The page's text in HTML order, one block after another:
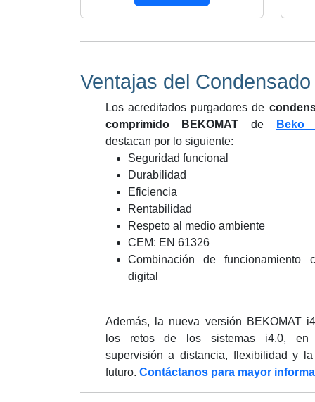
Ventajas del
Los acreditados purgadores de
comprimido BEKOMAT de
Beko
destacan por lo siguiente:
Seguridad funcional
Durabilidad
Eficiencia
Rentabilidad
Respeto al medio ambiente
CEM: EN 61326
Combinación de funcionamiento
digital
Además, la nueva versión BEKOMAT
los retos de los sistemas i4.0, en
supervisión a distancia, flexibilidad y
futuro. Contáctanos para mayor